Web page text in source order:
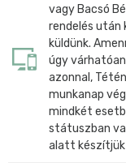
vagy Bacsó
rendelés
küldünk.
úgy
azonnal,
munkanap
mindkét
státuszban
alatt készítjük